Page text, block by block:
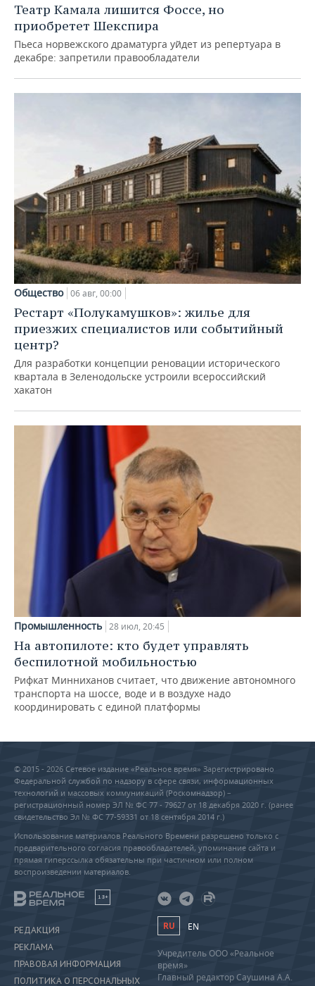
Театр Камала лишится Фоссе, но
приобретет Шекспира
Пьеса норвежского драматурга уйдет из репертуара в
декабре: запретили правообладатели
Общество 06 авг, 00:00
Рестарт «Полукамушков»: жилье для
приезжих специалистов или событийный
центр?
Для разработки концепции реновации исторического
квартала в Зеленодольске устроили всероссийский
хакатон
Промышленность 28 июл, 20:45
На автопилоте: кто будет управлять
беспилотной мобильностью
Рифкат Минниханов считает, что движение автономного
транспорта на шоссе, воде и в воздухе надо
координировать с единой платформы
© 2015 - 2026 Сетевое издание «Реальное время» Зарегистрировано
Федеральной службой по надзору в сфере связи, информационных
технологий и массовых коммуникаций (Роскомнадзор) –
регистрационный номер ЭЛ № ФС 77 - 79627 от 18 декабря 2020 г. (ранее
свидетельство Эл № ФС 77-59331 от 18 сентября 2014 г.)
Использование материалов Реального Времени разрешено только с
предварительного согласия правообладателей, упоминание сайта и
прямая гиперссылка обязательны при частичном или полном
воспроизведении материалов.
18+
РЕДАКЦИЯ
РЕКЛАМА
ПРАВОВАЯ ИНФОРМАЦИЯ
ПОЛИТИКА О ПЕРСОНАЛЬНЫХ
RU EN
Учредитель ООО «Реальное
время»
Главный редактор Саушина А.А.